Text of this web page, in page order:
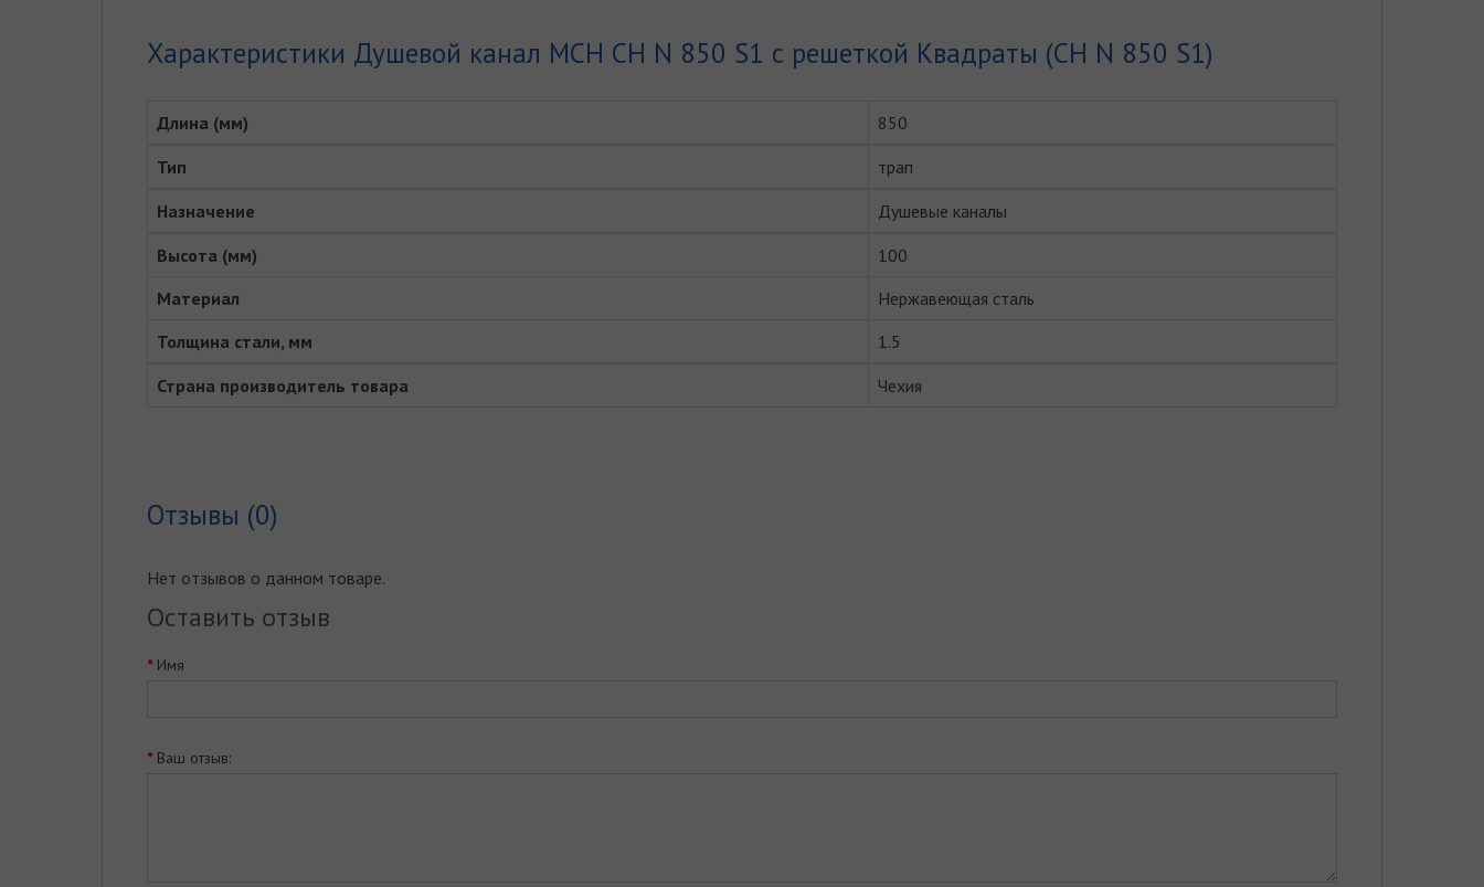
Характеристики Душевой канал MCH CH N 850 S1 с решеткой Квадраты (CH N 850 S1)
Длина (мм)
850
Тип
трап
Назначение
Душевые каналы
Высота (мм)
100
Материал
Нержавеющая сталь
Толщина стали, мм
1.5
Страна производитель товара
Чехия
Отзывы (0)
Нет отзывов о данном товаре.
Оставить отзыв
Имя
Ваш отзыв: